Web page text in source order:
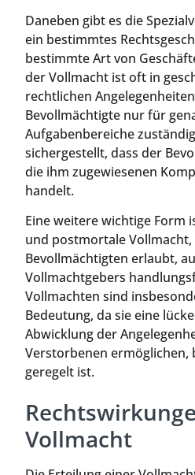
Daneben gibt es die
ein bestimmtes
bestimmte Art von
der Vollmacht ist oft in
rechtlichen
Bevollmächtigte nur für
Aufgabenbereiche
sichergestellt, dass der
die ihm zugewiesenen
handelt.
Eine weitere wichtige Form
und postmortale Vollmacht,
Bevollmächtigten erlaubt,
Vollmachtgebers
Vollmachten sind
Bedeutung, da sie eine
Abwicklung der
Verstorbenen ermöglichen,
geregelt ist.
Vollmacht